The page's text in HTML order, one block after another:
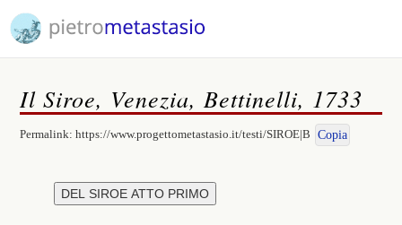
Il Siroe, Venezia, Bettinelli, 1733
Permalink:https://www.progettometastasio.it/testi/SIROE|B Copia